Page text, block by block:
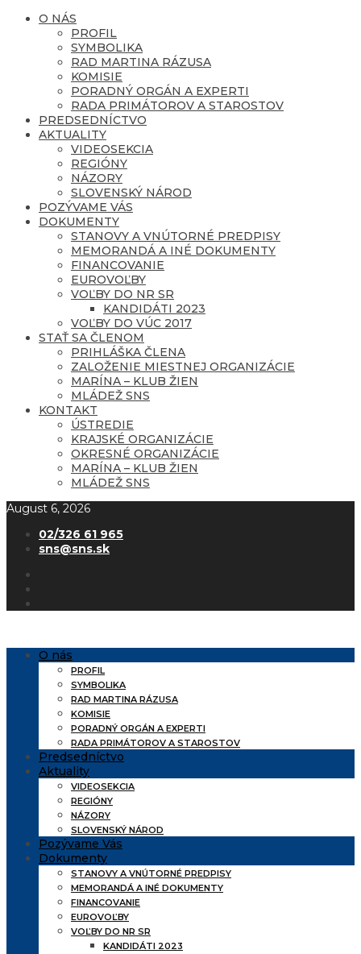
O NÁS
PROFIL
SYMBOLIKA
RAD MARTINA RÁZUSA
KOMISIE
PORADNÝ ORGÁN A EXPERTI
RADA PRIMÁTOROV A STAROSTOV
PREDSEDNÍCTVO
AKTUALITY
VIDEOSEKCIA
REGIÓNY
NÁZORY
SLOVENSKÝ NÁROD
POZÝVAME VÁS
DOKUMENTY
STANOVY A VNÚTORNÉ PREDPISY
MEMORANDÁ A INÉ DOKUMENTY
FINANCOVANIE
EUROVOĽBY
VOĽBY DO NR SR
KANDIDÁTI 2023
VOĽBY DO VÚC 2017
STAŤ SA ČLENOM
PRIHLÁŠKA ČLENA
ZALOŽENIE MIESTNEJ ORGANIZÁCIE
MARÍNA – KLUB ŽIEN
MLÁDEŽ SNS
KONTAKT
ÚSTREDIE
KRAJSKÉ ORGANIZÁCIE
OKRESNÉ ORGANIZÁCIE
MARÍNA – KLUB ŽIEN
MLÁDEŽ SNS
August 6, 2026
02/326 61 965
sns@sns.sk
O nás
PROFIL
SYMBOLIKA
RAD MARTINA RÁZUSA
KOMISIE
PORADNÝ ORGÁN A EXPERTI
RADA PRIMÁTOROV A STAROSTOV
Predsedníctvo
Aktuality
VIDEOSEKCIA
REGIÓNY
NÁZORY
SLOVENSKÝ NÁROD
Pozývame Vás
Dokumenty
STANOVY A VNÚTORNÉ PREDPISY
MEMORANDÁ A INÉ DOKUMENTY
FINANCOVANIE
EUROVOĽBY
VOĽBY DO NR SR
KANDIDÁTI 2023